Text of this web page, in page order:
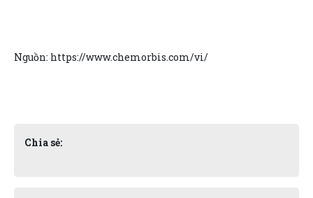
Nguồn: https://www.chemorbis.com/vi/
Chia sẻ: